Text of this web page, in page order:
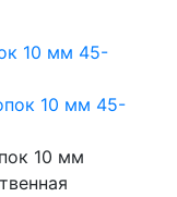
10 мм 45-
10 мм